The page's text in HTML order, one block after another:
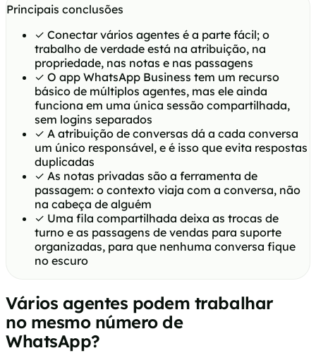
Principais conclusões
✓ Conectar vários agentes é a parte fácil; o
trabalho de verdade está na atribuição, na
propriedade, nas notas e nas passagens
✓ O app WhatsApp Business tem um recurso
básico de múltiplos agentes, mas ele ainda
funciona em uma única sessão compartilhada,
sem logins separados
✓ A atribuição de conversas dá a cada conversa
um único responsável, e é isso que evita respostas
duplicadas
✓ As notas privadas são a ferramenta de
passagem: o contexto viaja com a conversa, não
na cabeça de alguém
✓ Uma fila compartilhada deixa as trocas de
turno e as passagens de vendas para suporte
organizadas, para que nenhuma conversa fique
no escuro
Vários agentes podem trabalhar
no mesmo número de
WhatsApp?